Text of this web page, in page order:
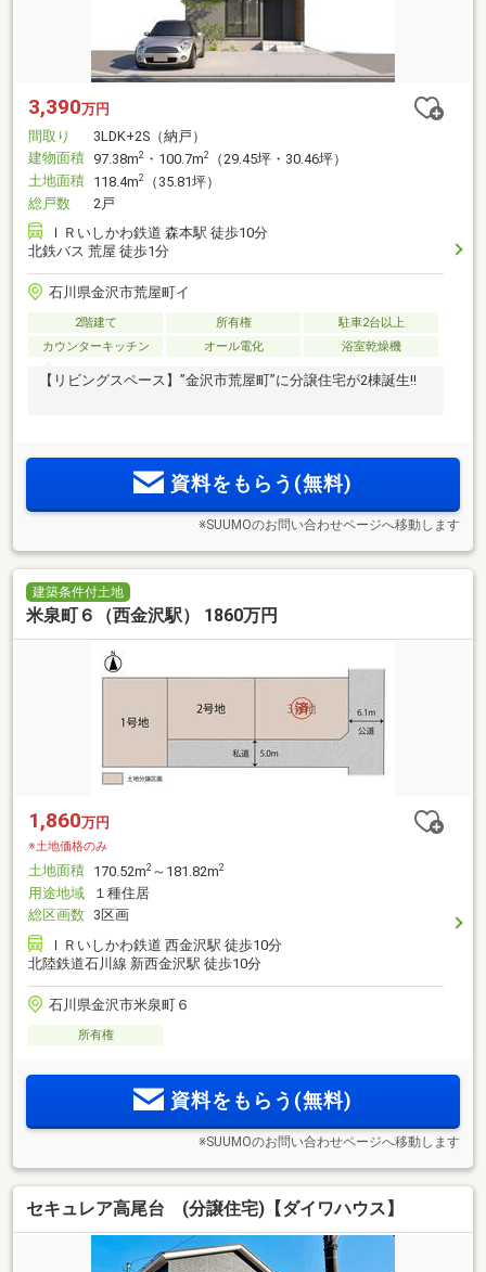
3,390万円
間取り
3LDK+2S（納戸）
建物面積 97.38m2 ・100.7m2
（29.45坪・30.46坪）
土地面積 118.4m2
（35.81坪）
総戸数
2戸
ＩＲいしかわ鉄道 森本駅 徒歩10分
北鉄バス 荒屋 徒歩1分
石川県金沢市荒屋町イ
2階建て 所有権
駐車2台以上
カウンターキッチン
オール電化 浴室乾燥機
【リビングスペース】”金沢市荒屋町”に分譲住宅が2棟誕生!!
資料をもらう(無料)
※SUUMOのお問い合わせページへ移動します
建築条件付土地
米泉町６（西金沢駅） 1860万円
1,860万円
※土地価格のみ
土地面積 170.52m2 ～181.82m2
用途地域
１種住居
総区画数 3区画
ＩＲいしかわ鉄道 西金沢駅 徒歩10分
北陸鉄道石川線 新西金沢駅 徒歩10分
石川県金沢市米泉町６
所有権
資料をもらう(無料)
※SUUMOのお問い合わせページへ移動します
セキュレア高尾台 (分譲住宅)【ダイワハウス】